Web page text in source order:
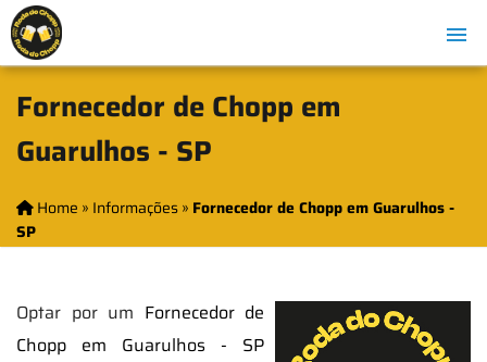
Fornecedor de Chopp em
Guarulhos - SP
Home » Informações» Fornecedor de Chopp em Guarulhos -
SP
Optar por um Fornecedor de
Chopp em Guarulhos - SP